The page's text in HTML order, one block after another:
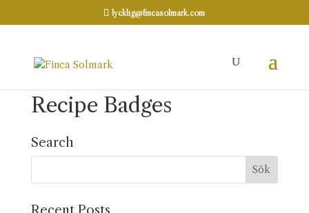
lycklig@fincasolmark.com
Recipe Badges
Search